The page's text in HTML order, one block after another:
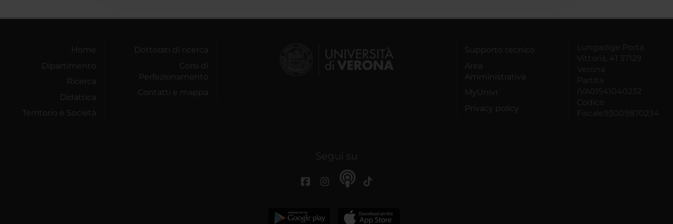
Home
Dipartimento
Ricerca
Didattica
Territorio e Società
Dottorati di ricerca
Corsi di
Perfezionamento
Contatti e mappa
Supporto tecnico
Area
Amministrativa
MyUnivr
Privacy policy
Lungadige Porta
Vittoria, 41 37129
Verona
Partita
IVA01541040232
Codice
Fiscale93009870234
Segui su